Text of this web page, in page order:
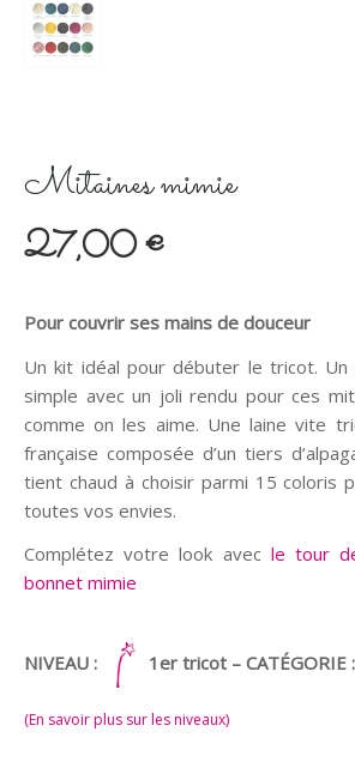
Mitaines mimie
27,00€
Pour couvrir ses mains de douceur
Un kit idéal pour débuter le tricot.
simple avec un joli rendu pour ces
comme on les aime. Une laine vite
française composée d’un tiers
tient chaud à choisir parmi 15 coloris
toutes vos envies.
Complétez votre look avec le tour
bonnet mimie
NIVEAU : 1er tricot – CATÉGORIE
(En savoir plus sur les niveaux)